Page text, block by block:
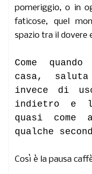
pomeriggio, o in
faticose, quel
spazio tra il dovere
Come
casa,
invece di
indietro e la
quasi
qualche
Così è la pausa